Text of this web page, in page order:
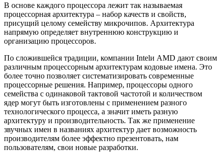
В основе каждого процессора лежит так называемая
процессорная архитектура – набор качеств и свойств,
присущий целому семейству микрочипов. Архитектура
напрямую определяет внутреннюю конструкцию и
организацию процессоров.
По сложившейся традиции, компании Intelи AMD дают своим
различным процессорным архитектурам кодовые имена. Это
более точно позволяет систематизировать современные
процессорные решения. Например, процессоры одного
семейства с одинаковой тактовой частотой и количеством
ядер могут быть изготовлены с применением разного
технологического процесса, а значит иметь разную
архитектуру и производительность. Так же применение
звучных имен в названиях архитектур дает возможность
производителям более эффектно презентовать, нам
пользователям, свои новые разработки.